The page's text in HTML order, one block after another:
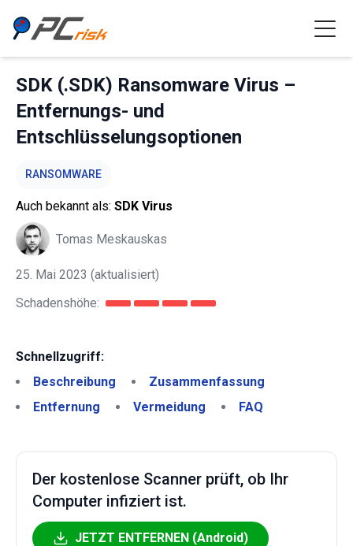
SDK (.SDK) Ransomware Virus –
Entfernungs- und
Entschlüsselungsoptionen
RANSOMWARE
Auch bekannt als: SDK Virus
Tomas Meskauskas
25. Mai 2023 (aktualisiert)
Schadenshöhe:
Schnellzugriff:
Beschreibung
Zusammenfassung
Entfernung
Vermeidung FAQ
Der kostenlose Scanner prüft, ob Ihr
Computer infiziert ist.
JETZT ENTFERNEN (Android)